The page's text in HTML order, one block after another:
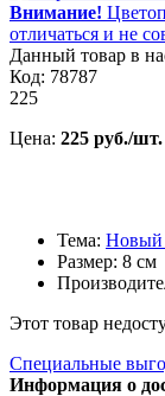
Внимание!
отличаться и не
Данный товар в
Код: 78787
225
Цена: 225 руб./шт.
Тема: Новый
Размер: 8 см
Этот товар
Специальные
Информация о